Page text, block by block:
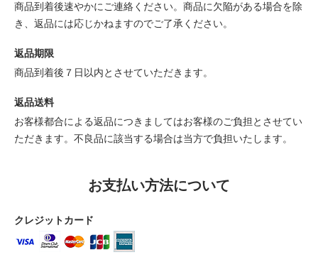
商品到着後速やかにご連絡ください。商品に欠陥がある場合を除
き、返品には応じかねますのでご了承ください。
返品期限
商品到着後７日以内とさせていただきます。
返品送料
お客様都合による返品につきましてはお客様のご負担とさせてい
ただきます。不良品に該当する場合は当方で負担いたします。
お支払い方法について
クレジットカード